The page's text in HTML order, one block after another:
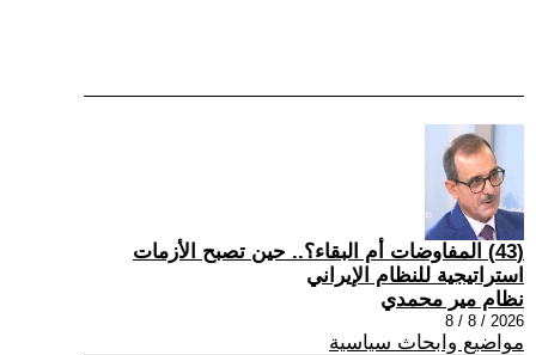
(43) المفاوضات أم البقاء؟.. حين تصبح الأزمات
استراتيجية للنظام الإيراني
نظام مير محمدي
2026 / 8 / 8
مواضيع وابحاث سياسية